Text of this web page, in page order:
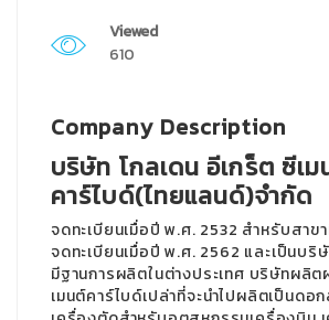
Viewed
610
Company Description
บริษัท โกลเดน อีเกร็ต ซีเ
คาร์ไบด์(ไทยแลนด์)จำกัด
จดทะเบียนเมื่อปี พ.ศ. 2532 สำหรับสาข
จดทะเบียนเมื่อปี พ.ศ. 2562 และเป็นบ
มีฐานการผลิตในต่างประเทศ บริษัทผลิ
เมนต์คาร์ไบด์เปล่าที่จะนำไปผลิตเป็นดอ